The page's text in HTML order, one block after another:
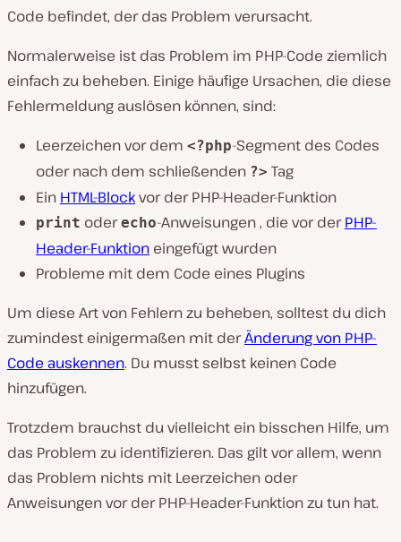
Code befindet, der das Problem verursacht.
Normalerweise ist das Problem im PHP-Code ziemlich
einfach zu beheben. Einige häufige Ursachen, die diese
Fehlermeldung auslösen können, sind:
Leerzeichen vor dem <?php-Segment des Codes
oder nach dem schließenden ?> Tag
Ein HTML-Blockvorder PHP-Header-Funktion
print oderecho-Anweisungen , die vor derPHP-
Header-Funktion eingefügt wurden
Probleme mit dem Code eines Plugins
Um diese Art von Fehlern zu beheben, solltest du dich
zumindest einigermaßen mit derÄnderung von PHP-
Code auskennen. Du musst selbst keinen Code
hinzufügen.
Trotzdem brauchst du vielleicht ein bisschen Hilfe, um
das Problem zu identifizieren. Das gilt vor allem, wenn
das Problem nichts mit Leerzeichen oder
Anweisungen vor der PHP-Header-Funktion zu tun hat.